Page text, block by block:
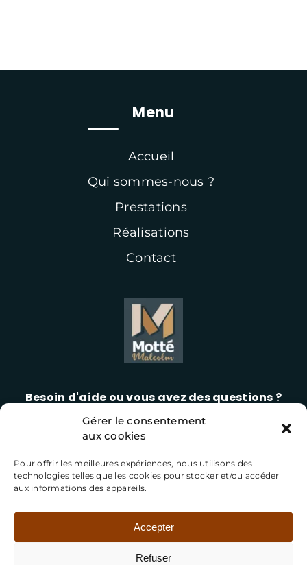
Gérer le consentement
aux cookies
Pour offrir les meilleures expériences, nous utilisons des
technologies telles que les cookies pour stocker et/ou accéder
aux informations des appareils.
Accepter
Refuser
Menu
Accueil
Qui sommes-nous ?
Prestations
Réalisations
Contact
Besoin d'aide ou vous avez des questions ?
06 42 13 23 12